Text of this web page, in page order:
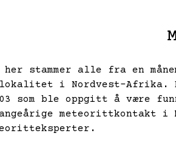
stammer alle fra en
i Nordvest-Afrika.
som ble oppgitt å
meteorittkontakt